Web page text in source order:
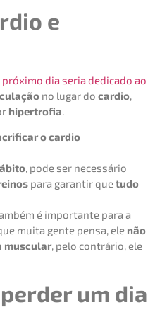
e
próximo dia seria dedicado ao
no lugar do cardio,
hipertrofia.
o cardio
, pode ser necessário
para garantir quetudo
é importante para a
muita gente pensa, ele não
muscular, pelo contrário, ele
um dia